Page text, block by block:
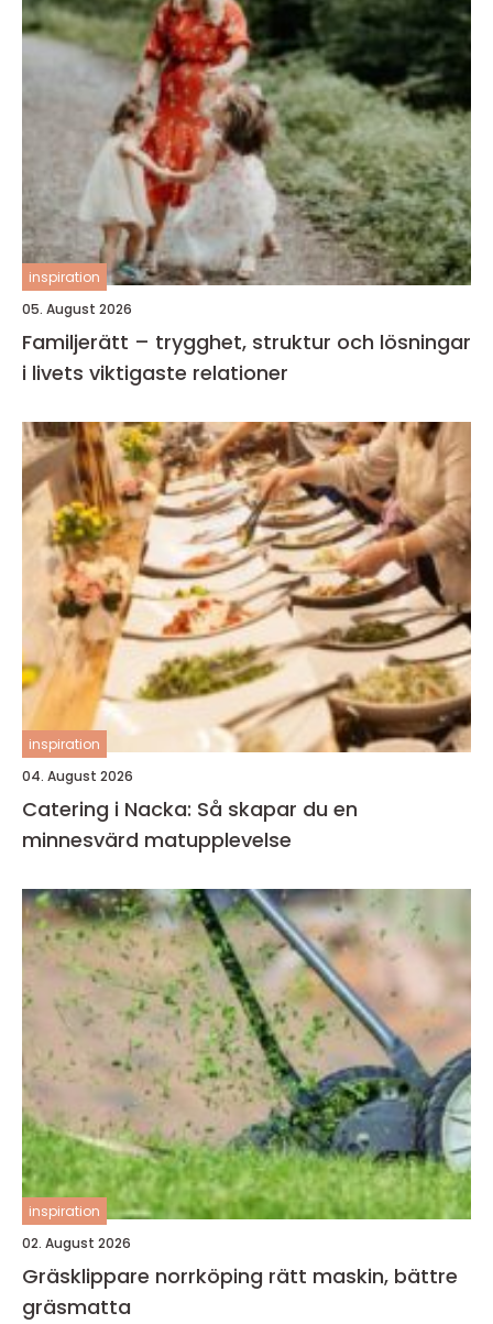
inspiration
05. August 2026
Familjerätt – trygghet, struktur och lösningar
i livets viktigaste relationer
inspiration
04. August 2026
Catering i Nacka: Så skapar du en
minnesvärd matupplevelse
inspiration
02. August 2026
Gräsklippare norrköping rätt maskin, bättre
gräsmatta